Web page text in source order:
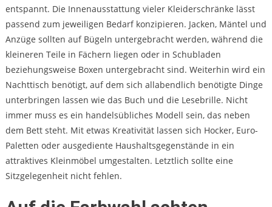
entspannt. Die Innenausstattung vieler Kleiderschränke lässt
passend zum jeweiligen Bedarf konzipieren. Jacken, Mäntel und
Anzüge sollten auf Bügeln untergebracht werden, während die
kleineren Teile in Fächern liegen oder in Schubladen
beziehungsweise Boxen untergebracht sind. Weiterhin wird ein
Nachttisch benötigt, auf dem sich allabendlich benötigte Dinge
unterbringen lassen wie das Buch und die Lesebrille. Nicht
immer muss es ein handelsübliches Modell sein, das neben
dem Bett steht. Mit etwas Kreativität lassen sich Hocker, Euro-
Paletten oder ausgediente Haushaltsgegenstände in ein
attraktives Kleinmöbel umgestalten. Letztlich sollte eine
Sitzgelegenheit nicht fehlen.